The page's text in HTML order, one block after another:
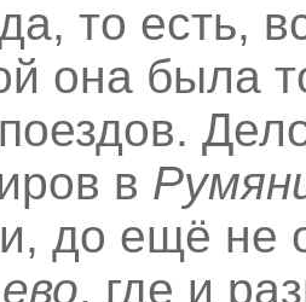
то есть,
она была
в
до ещё не
, где и